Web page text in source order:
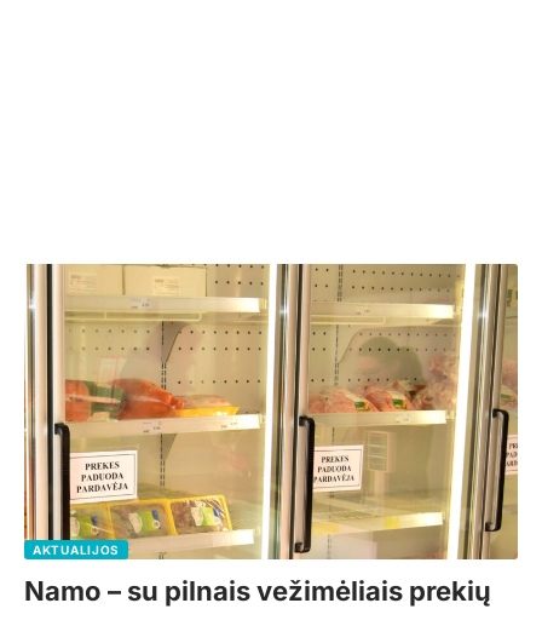
AKTUALIJOS
Namo – su pilnais vežimėliais prekių